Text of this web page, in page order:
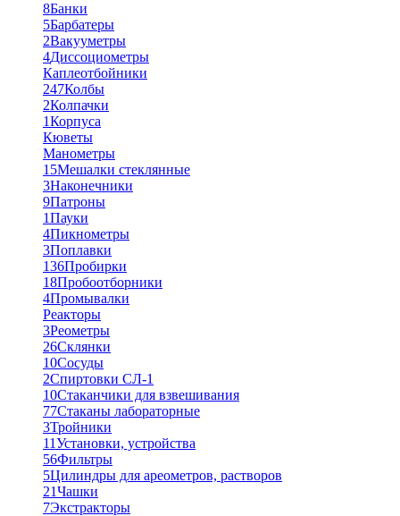
8Банки
5Барбатеры
2Вакууметры
4Диссоциометры
Каплеотбойники
247Колбы
2Колпачки
1Корпуса
Кюветы
Манометры
15Мешалки стеклянные
3Наконечники
9Патроны
1Пауки
4Пикнометры
3Поплавки
136Пробирки
18Пробоотборники
4Промывалки
Реакторы
3Реометры
26Склянки
10Сосуды
2Спиртовки СЛ-1
10Стаканчики для взвешивания
77Стаканы лабораторные
3Тройники
11Установки, устройства
56Фильтры
5Цилиндры для ареометров, растворов
21Чашки
7Экстракторы